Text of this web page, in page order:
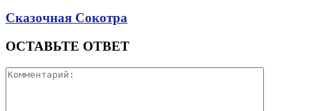
Сказочная Сокотра
ОСТАВЬТЕ ОТВЕТ